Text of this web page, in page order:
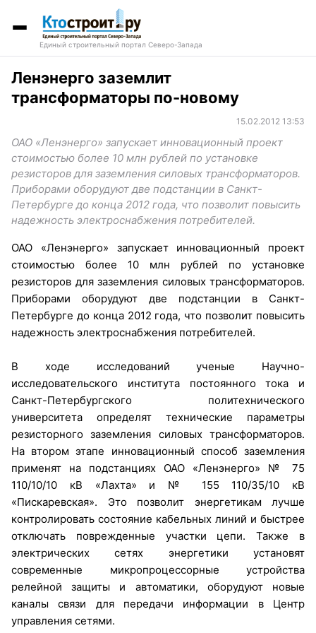
Единый строительный портал Северо-Запада
Ленэнерго заземлит
трансформаторы по-новому
15.02.2012 13:53
ОАО «Ленэнерго» запускает инновационный проект
стоимостью более 10 млн рублей по установке
резисторов для заземления силовых трансформаторов.
Приборами оборудуют две подстанции в Санкт-
Петербурге до конца 2012 года, что позволит повысить
надежность электроснабжения потребителей.
ОАО «Ленэнерго» запускает инновационный проект
стоимостью более 10 млн рублей по установке
резисторов для заземления силовых трансформаторов.
Приборами оборудуют две подстанции в Санкт-
Петербурге до конца 2012 года, что позволит повысить
надежность электроснабжения потребителей.
В ходе исследований ученые Научно-
исследовательского института постоянного тока и
Санкт-Петербургского политехнического
университета определят технические параметры
резисторного заземления силовых трансформаторов.
На втором этапе инновационный способ заземления
применят на подстанциях ОАО «Ленэнерго» № 75
110/10/10 кВ «Лахта» и № 155 110/35/10 кВ
«Пискаревская». Это позволит энергетикам лучше
контролировать состояние кабельных линий и быстрее
отключать поврежденные участки цепи. Также в
электрических сетях энергетики установят
современные микропроцессорные устройства
релейной защиты и автоматики, оборудуют новые
каналы связи для передачи информации в Центр
управления сетями.